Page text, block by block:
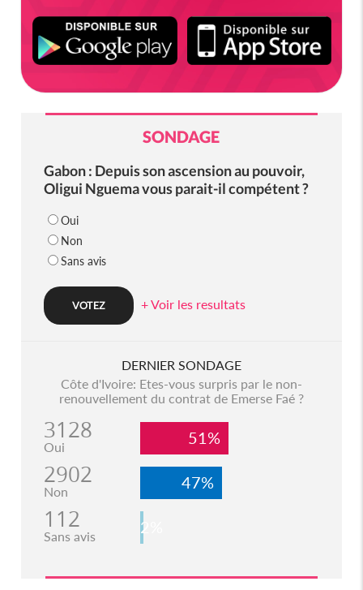
SONDAGE
Gabon : Depuis son ascension au pouvoir,
Oligui Nguema vous parait-il compétent ?
Oui
Non
Sans avis
+ Voir les resultats
DERNIER SONDAGE
Côte d'Ivoire: Etes-vous surpris par le non-
renouvellement du contrat de Emerse Faé ?
3128
Oui 51%
2902
Non 47%
112
Sans avis 2%